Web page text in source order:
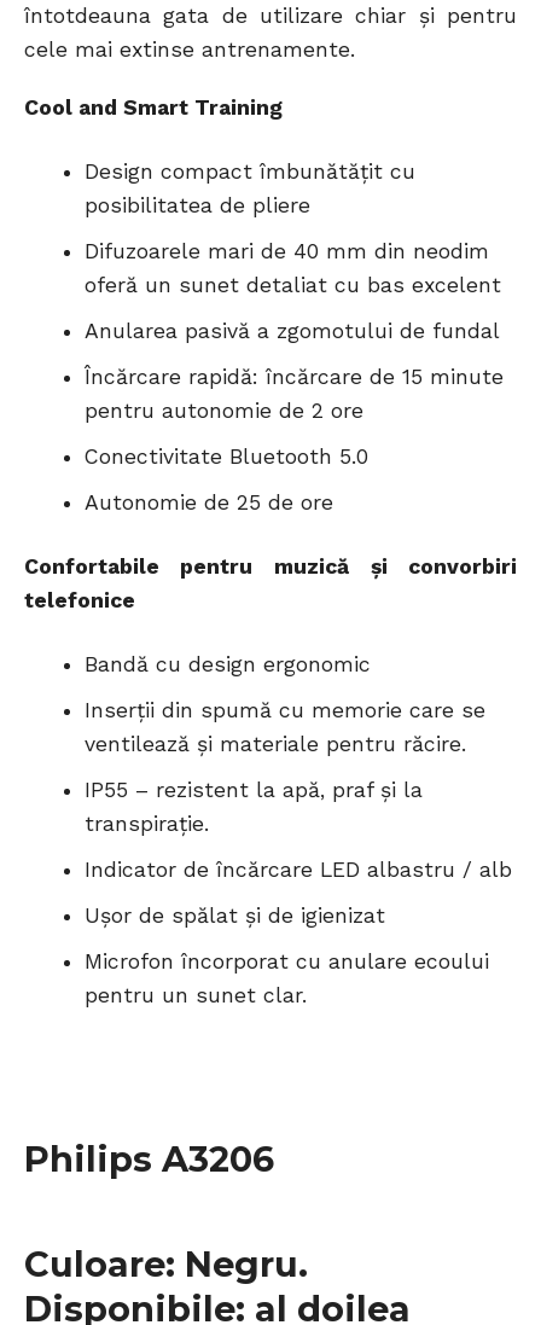
întotdeauna gata de utilizare chiar și pentru
cele mai extinse antrenamente.
Cool and Smart Training
Design compact îmbunătățit cu
posibilitatea de pliere
Difuzoarele mari de 40 mm din neodim
oferă un sunet detaliat cu bas excelent
Anularea pasivă a zgomotului de fundal
Încărcare rapidă: încărcare de 15 minute
pentru autonomie de 2 ore
Conectivitate Bluetooth 5.0
Autonomie de 25 de ore
Confortabile pentru muzică și convorbiri
telefonice
Bandă cu design ergonomic
Inserții din spumă cu memorie care se
ventilează și materiale pentru răcire.
IP55 – rezistent la apă, praf și la
transpirație.
Indicator de încărcare LED albastru / alb
Ușor de spălat și de igienizat
Microfon încorporat cu anulare ecoului
pentru un sunet clar.
Philips A3206
Culoare: Negru.
Disponibile: al doilea